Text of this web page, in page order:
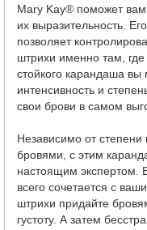
Mary Kay® поможет
их выразительность.
позволяет
штрихи именно там,
стойкого карандаша вы
интенсивность и
свои брови в самом
Независимо от степени
бровями, с этим
настоящим экспертом.
всего сочетается с
штрихи придайте
густоту. А затем